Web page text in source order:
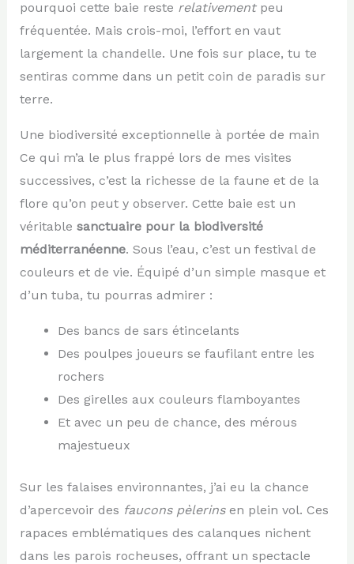
pourquoi cette baie reste relativementpeu
fréquentée. Mais crois-moi, l’effort en vaut
largement la chandelle. Une fois sur place, tu te
sentiras comme dans un petit coin de paradis sur
terre.
Une biodiversité exceptionnelle à portée de main
Ce qui m’a le plus frappé lors de mes visites
successives, c’est la richesse de la faune et de la
flore qu’on peut y observer. Cette baie est un
véritable sanctuaire pour la biodiversité
méditerranéenne. Sous l’eau, c’est un festival de
couleurs et de vie. Équipé d’un simple masque et
d’un tuba, tu pourras admirer :
Des bancs de sars étincelants
Des poulpes joueurs se faufilant entre les
rochers
Des girelles aux couleurs flamboyantes
Et avec un peu de chance, des mérous
majestueux
Sur les falaises environnantes, j’ai eu la chance
d’apercevoir des faucons pèlerinsen plein vol. Ces
rapaces emblématiques des calanques nichent
dans les parois rocheuses, offrant un spectacle